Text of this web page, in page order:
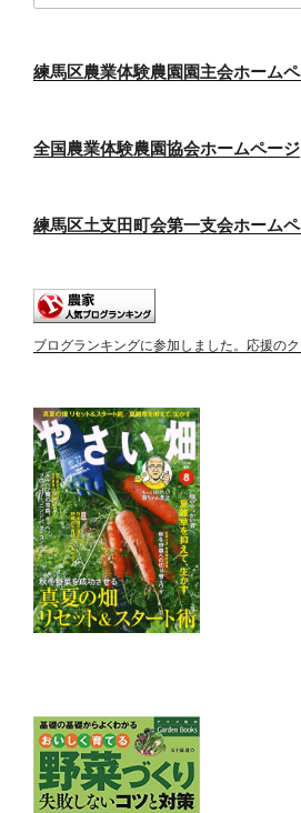
練馬区農業体験農園園主会ホーム
全国農業体験農園協会ホームページ
練馬区土支田町会第一支会ホーム
ブログランキングに参加しました。応援のク